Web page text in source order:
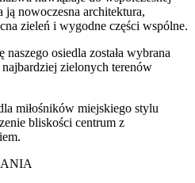
nowoczesna architektura,
zieleń i wygodne części wspólne.
osiedla została wybrana
zielonych terenów
miłośników miejskiego stylu
bliskości centrum z